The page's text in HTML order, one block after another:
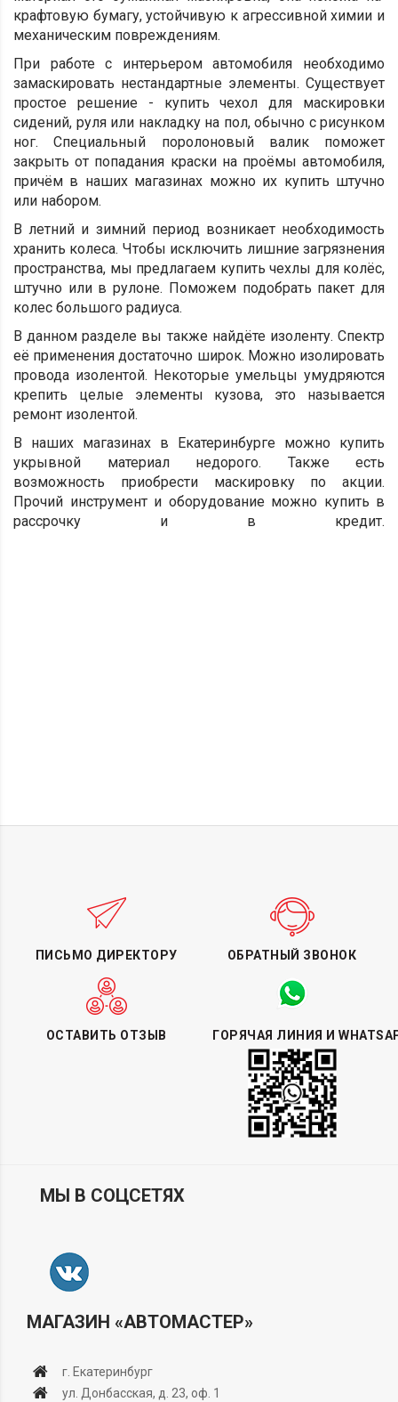
крафтовую бумагу, устойчивую к агрессивной химии и
механическим повреждениям.
При работе с интерьером автомобиля необходимо
замаскировать нестандартные элементы. Существует
простое решение - купить чехол для маскировки
сидений, руля или накладку на пол, обычно с рисунком
ног. Специальный поролоновый валик поможет
закрыть от попадания краски на проёмы автомобиля,
причём в наших магазинах можно их купить штучно
или набором.
В летний и зимний период возникает необходимость
хранить колеса. Чтобы исключить лишние загрязнения
пространства, мы предлагаем купить чехлы для колёс,
штучно или в рулоне. Поможем подобрать пакет для
колес большого радиуса.
В данном разделе вы также найдёте изоленту. Спектр
её применения достаточно широк. Можно изолировать
провода изолентой. Некоторые умельцы умудряются
крепить целые элементы кузова, это называется
ремонт изолентой.
В наших магазинах в Екатеринбурге можно купить
укрывной материал недорого. Также есть
возможность приобрести маскировку по акции.
Прочий инструмент и оборудование можно купить в
рассрочку и в кредит.
ПИСЬМО ДИРЕКТОРУ ОБРАТНЫЙ ЗВОНОК
ОСТАВИТЬ ОТЗЫВ ГОРЯЧАЯ ЛИНИЯ И
МЫ В СОЦСЕТЯХ
МАГАЗИН «АВТОМАСТЕР»
г. Екатеринбург
ул. Донбасская, д. 23, оф. 1